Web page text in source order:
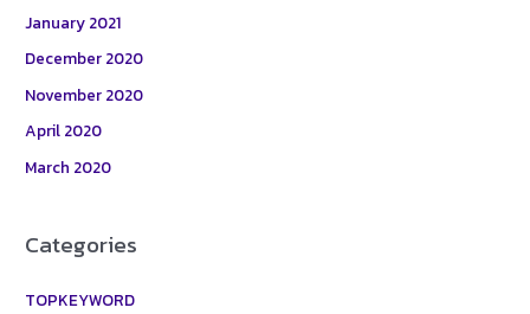
January 2021
December 2020
November 2020
April 2020
March 2020
Categories
TOPKEYWORD